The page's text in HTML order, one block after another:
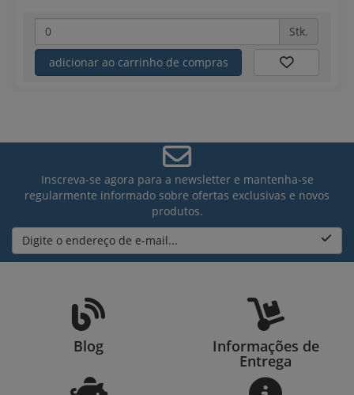
Stk.
adicionar ao carrinho de compras
Inscreva-se agora para a newsletter e mantenha-se
regularmente informado sobre ofertas exclusivas e novos
produtos.
Digite o endereço de e-mail...
Blog Informações de
Entrega